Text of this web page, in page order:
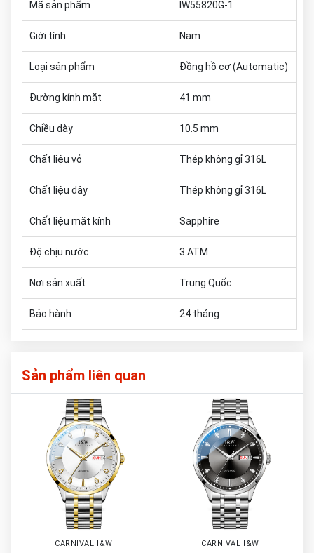
Mã sản phẩm IW55820G-1
Giới tính Nam
Loại sản phẩm Đồng hồ cơ (Automatic)
Đường kính mặt 41 mm
Chiều dày 10.5 mm
Chất liệu vỏ Thép không gỉ 316L
Chất liệu dây Thép không gỉ 316L
Chất liệu mặt kính Sapphire
Độ chịu nước 3 ATM
Nơi sản xuất Trung Quốc
Bảo hành 24 tháng
Sản phẩm liên quan
CARNIVAL I&W CARNIVAL I&W